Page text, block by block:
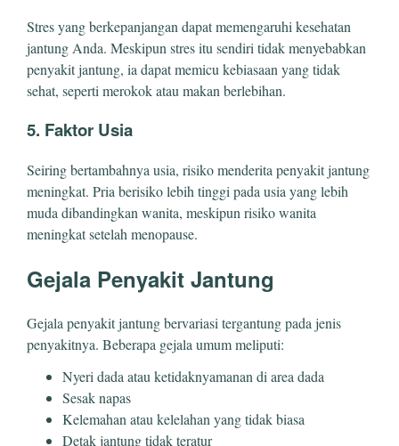
Stres yang berkepanjangan dapat memengaruhi kesehatan
jantung Anda. Meskipun stres itu sendiri tidak menyebabkan
penyakit jantung, ia dapat memicu kebiasaan yang tidak
sehat, seperti merokok atau makan berlebihan.
5. Faktor Usia
Seiring bertambahnya usia, risiko menderita penyakit jantung
meningkat. Pria berisiko lebih tinggi pada usia yang lebih
muda dibandingkan wanita, meskipun risiko wanita
meningkat setelah menopause.
Gejala Penyakit Jantung
Gejala penyakit jantung bervariasi tergantung pada jenis
penyakitnya. Beberapa gejala umum meliputi:
Nyeri dada atau ketidaknyamanan di area dada
Sesak napas
Kelemahan atau kelelahan yang tidak biasa
Detak jantung tidak teratur